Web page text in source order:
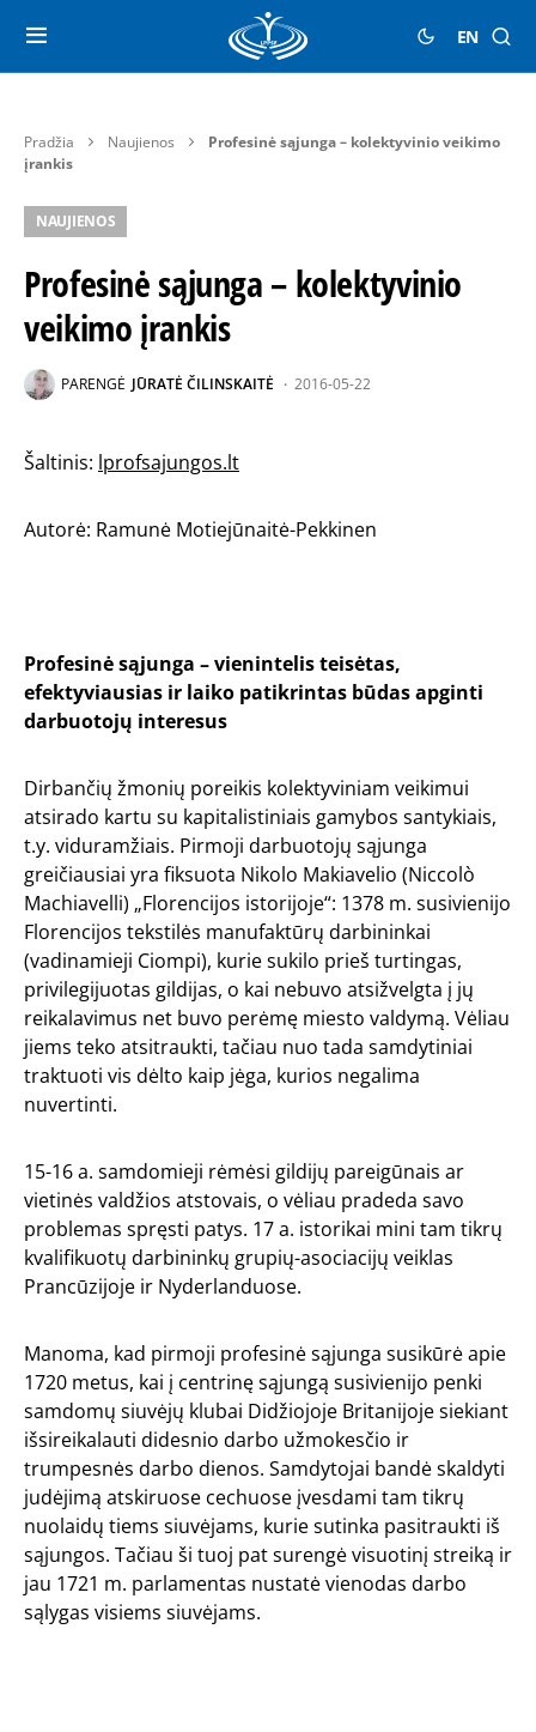
EN
Pradžia Naujienos
Profesinė sąjunga – kolektyvinio veikimo
įrankis
NAUJIENOS
Profesinė sąjunga – kolektyvinio
veikimo įrankis
PARENGĖ JŪRATĖ ČILINSKAITĖ 2016-05-22
Šaltinis: lprofsajungos.lt
Autorė: Ramunė Motiejūnaitė-Pekkinen
Profesinė sąjunga – vienintelis teisėtas,
efektyviausias ir laiko patikrintas būdas apginti
darbuotojų interesus
Dirbančių žmonių poreikis kolektyviniam veikimui
atsirado kartu su kapitalistiniais gamybos santykiais,
t.y. viduramžiais. Pirmoji darbuotojų sąjunga
greičiausiai yra fiksuota Nikolo Makiavelio (Niccolò
Machiavelli) „Florencijos istorijoje“: 1378 m. susivienijo
Florencijos tekstilės manufaktūrų darbininkai
(vadinamieji Ciompi), kurie sukilo prieš turtingas,
privilegijuotas gildijas, o kai nebuvo atsižvelgta į jų
reikalavimus net buvo perėmę miesto valdymą. Vėliau
jiems teko atsitraukti, tačiau nuo tada samdytiniai
traktuoti vis dėlto kaip jėga, kurios negalima
nuvertinti.
15-16 a. samdomieji rėmėsi gildijų pareigūnais ar
vietinės valdžios atstovais, o vėliau pradeda savo
problemas spręsti patys. 17 a. istorikai mini tam tikrų
kvalifikuotų darbininkų grupių-asociacijų veiklas
Prancūzijoje ir Nyderlanduose.
Manoma, kad pirmoji profesinė sąjunga susikūrė apie
1720 metus, kai į centrinę sąjungą susivienijo penki
samdomų siuvėjų klubai Didžiojoje Britanijoje siekiant
išsireikalauti didesnio darbo užmokesčio ir
trumpesnės darbo dienos. Samdytojai bandė skaldyti
judėjimą atskiruose cechuose įvesdami tam tikrų
nuolaidų tiems siuvėjams, kurie sutinka pasitraukti iš
sąjungos. Tačiau ši tuoj pat surengė visuotinį streiką ir
jau 1721 m. parlamentas nustatė vienodas darbo
sąlygas visiems siuvėjams.